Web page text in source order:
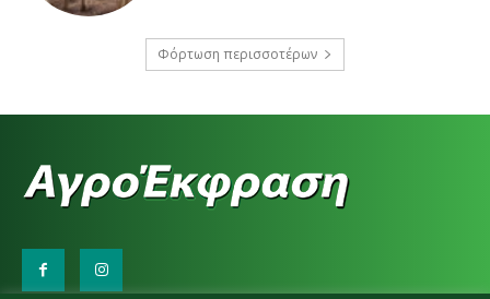
Φόρτωση περισσοτέρων